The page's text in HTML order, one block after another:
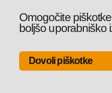
Omogočite
boljšo uporabniško
Dovoli piškotke